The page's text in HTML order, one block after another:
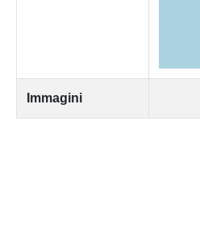
Immagini